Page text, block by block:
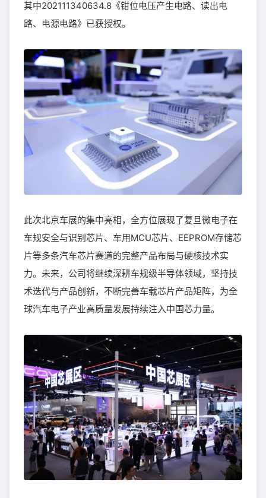
其中202111340634.8《钳位电压产生电路、读出电
路、电源电路》已获授权。
此次北京车展的集中亮相，全方位展现了复旦微电子在
车规安全与识别芯片、车用MCU芯片、EEPROM存储芯
片等多条汽车芯片赛道的完整产品布局与硬核技术实
力。未来，公司将继续深耕车规级半导体领域，坚持技
术迭代与产品创新，不断完善车载芯片产品矩阵，为全
球汽车电子产业高质量发展持续注入中国芯力量。